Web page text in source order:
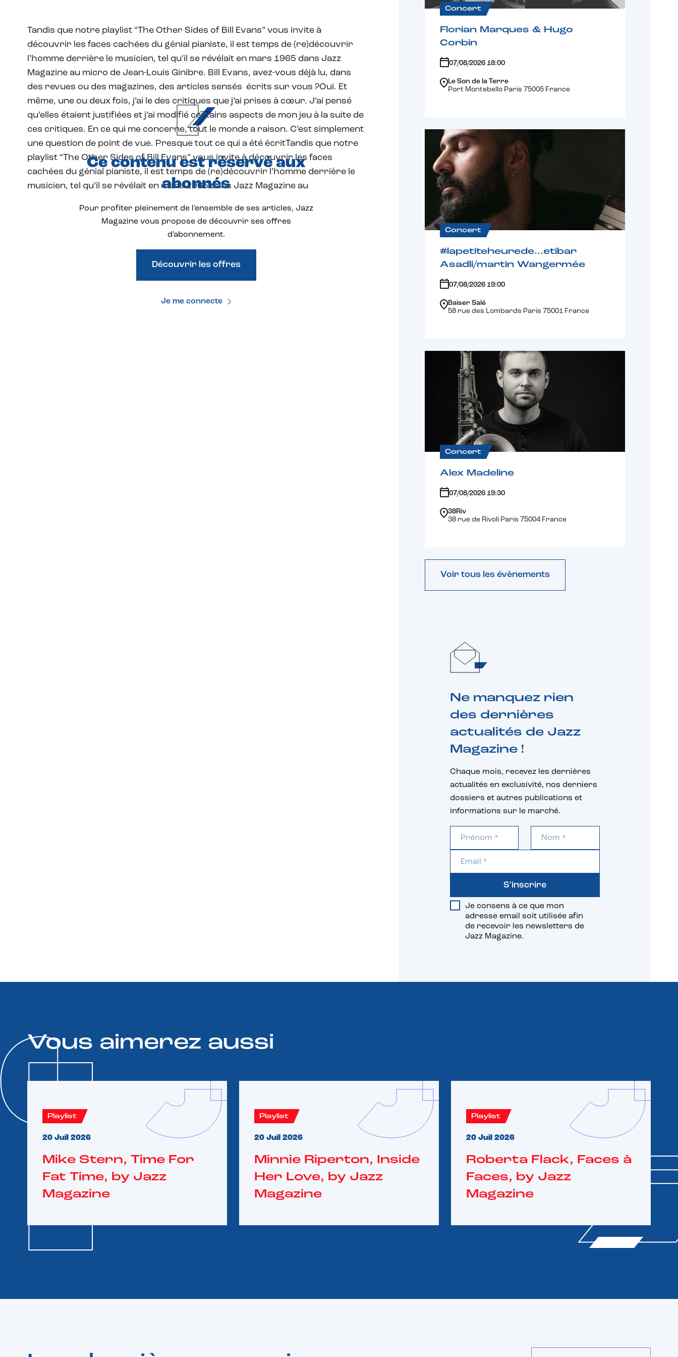
Tandis que notre playlist “The Other Sides of Bill Evans” vous invite à
découvrir les faces cachées du génial pianiste, il est temps de (re)découvrir
l’homme derrière le musicien, tel qu’il se révélait en mars 1965 dans Jazz
Magazine au micro de Jean-Louis Ginibre. Bill Evans, avez-vous déjà lu, dans
des revues ou des magazines, des articles sensés écrits sur vous ?Oui. Et
même, une ou deux fois, j’ai le des critiques que j’ai prises à cœur. J’ai pensé
qu’elles étaient justifiées et j’ai modifié certains aspects de mon jeu à la suite de
ces critiques. En ce qui me concerne, tout le monde a raison. C’est simplement
une question de point de vue. Presque tout ce qui a été écritTandis que notre
playlist “The Other Sides of Bill Evans” vous invite à découvrir les faces
cachées du génial pianiste, il est temps de (re)découvrir l’homme derrière le
musicien, tel qu’il se révélait en mars 1965 dans Jazz Magazine au
Ce contenu est réservé aux
abonnés
Pour profiter pleinement de l'ensemble de ses articles, Jazz
Magazine vous propose de découvrir ses offres
d'abonnement.
Découvrir les offres
Je me connecte
Concert
Florian Marques & Hugo
Corbin
07/08/2026 18:00
Le Son de la Terre
Port Montebello Paris 75005 France
Concert
#lapetiteheurede…etibar
Asadli/martin Wangermée
07/08/2026 19:00
Baiser Salé
58 rue des Lombards Paris 75001 France
Concert
Alex Madeline
07/08/2026 19:30
38Riv
38 rue de Rivoli Paris 75004 France
Voir tous les évènements
Ne manquez rien
des dernières
actualités de Jazz
Magazine !
Chaque mois, recevez les dernières
actualités en exclusivité, nos derniers
dossiers et autres publications et
informations sur le marché.
Je consens à ce que mon
adresse email soit utilisée afin
de recevoir les newsletters de
Jazz Magazine.
S'inscrire
Vous aimerez aussi
Playlist
20 Juil 2026
Mike Stern, Time For
Fat Time, by Jazz
Magazine
Playlist
20 Juil 2026
Minnie Riperton, Inside
Her Love, by Jazz
Magazine
Playlist
20 Juil 2026
Roberta Flack, Faces à
Faces, by Jazz
Magazine